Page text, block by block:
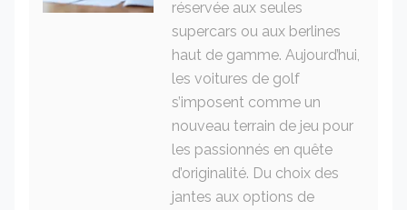
réservée aux seules
supercars ou aux berlines
haut de gamme. Aujourd’hui,
les voitures de golf
s’imposent comme un
nouveau terrain de jeu pour
les passionnés en quête
d’originalité. Du choix des
jantes aux options de